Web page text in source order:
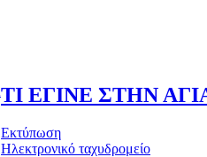
ΤΙ ΕΓΙΝΕ ΣΤΗΝ
Εκτύπωση
Ηλεκτρονικό ταχυδρομείο